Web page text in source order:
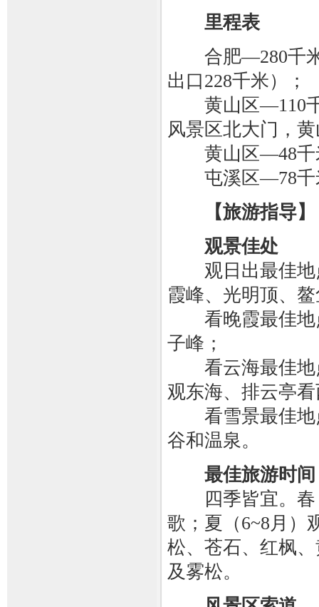
里程表
合肥—280千米
出口228千米）；
黄山区—110千
风景区北大门，
黄山区—48千
屯溪区—78千
【旅游指导】
观景佳处
观日出最佳地
霞峰、光明顶、
看晚霞最佳地
子峰；
看云海最佳地
观东海、排云亭
看雪景最佳地
谷和温泉。
最佳旅游时间
四季皆宜。春
歌；夏（6~8月）
松、苍石、红枫
及雾松。